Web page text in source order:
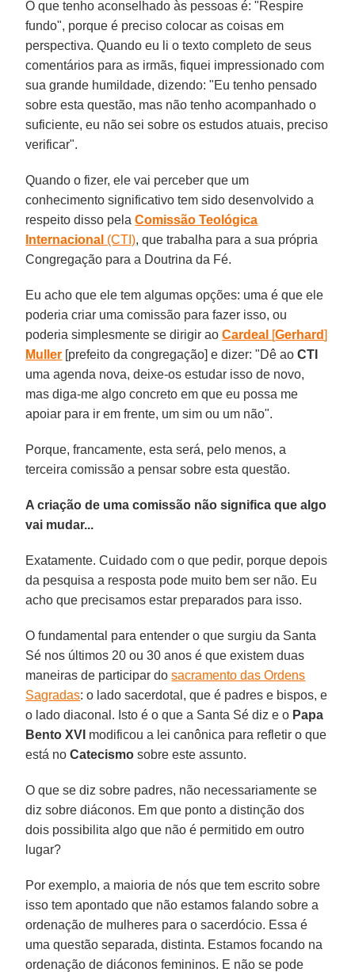
O que tenho aconselhado às pessoas é: "Respire
fundo", porque é preciso colocar as coisas em
perspectiva. Quando eu li o texto completo de seus
comentários para as irmãs, fiquei impressionado com
sua grande humildade, dizendo: "Eu tenho pensado
sobre esta questão, mas não tenho acompanhado o
suficiente, eu não sei sobre os estudos atuais, preciso
verificar".
Quando o fizer, ele vai perceber que um
conhecimento significativo tem sido desenvolvido a
respeito disso pelaComissão Teológica
Internacional (CTI), que trabalha para a sua própria
Congregação para a Doutrina da Fé.
Eu acho que ele tem algumas opções: uma é que ele
poderia criar uma comissão para fazer isso, ou
poderia simplesmente se dirigir aoCardeal [Gerhard]
Muller [prefeito da congregação] e dizer: "Dê aoCTI
uma agenda nova, deixe-os estudar isso de novo,
mas diga-me algo concreto em que eu possa me
apoiar para ir em frente, um sim ou um não".
Porque, francamente, esta será, pelo menos, a
terceira comissão a pensar sobre esta questão.
A criação de uma comissão não significa que algo
vai mudar...
Exatamente. Cuidado com o que pedir, porque depois
da pesquisa a resposta pode muito bem ser não. Eu
acho que precisamos estar preparados para isso.
O fundamental para entender o que surgiu da Santa
Sé nos últimos 20 ou 30 anos é que existem duas
maneiras de participar dosacramento das Ordens
Sagradas: o lado sacerdotal, que é padres e bispos, e
o lado diaconal. Isto é o que a Santa Sé diz e o Papa
Bento XVI modificou a lei canônica para refletir o que
está noCatecismo sobre este assunto.
O que se diz sobre padres, não necessariamente se
diz sobre diáconos. Em que ponto a distinção dos
dois possibilita algo que não é permitido em outro
lugar?
Por exemplo, a maioria de nós que tem escrito sobre
isso tem apontado que não estamos falando sobre a
ordenação de mulheres para o sacerdócio. Essa é
uma questão separada, distinta. Estamos focando na
ordenação de diáconos femininos. E não se pode